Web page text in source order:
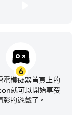
6
電模擬器首頁上的
就可以開始享受
彩的遊戲了。